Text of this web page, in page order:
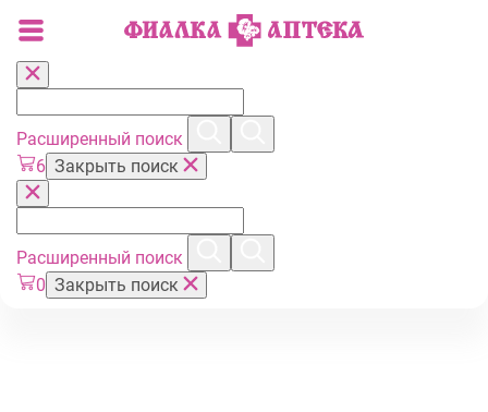
Расширенный поиск
6 Закрыть поиск
Расширенный поиск
0 Закрыть поиск